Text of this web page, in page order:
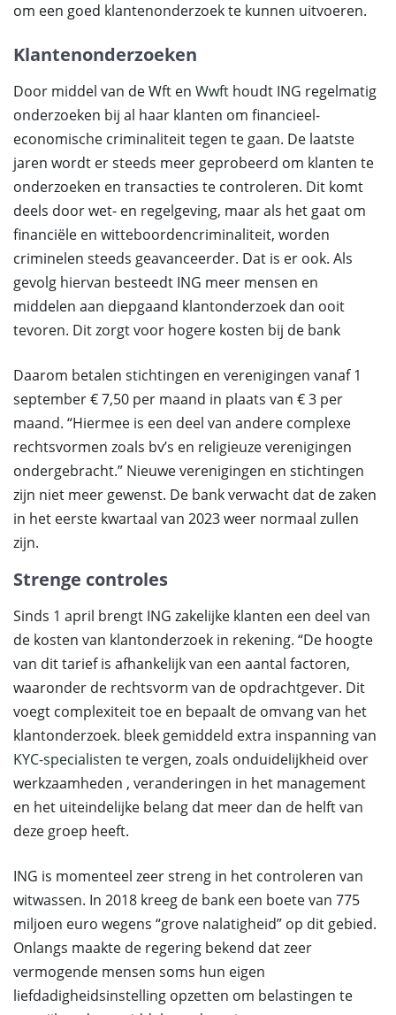
om een goed klantenonderzoek te kunnen uitvoeren.
Klantenonderzoeken
Door middel van de Wft en Wwft houdt ING regelmatig
onderzoeken bij al haar klanten om financieel-
economische criminaliteit tegen te gaan. De laatste
jaren wordt er steeds meer geprobeerd om klanten te
onderzoeken en transacties te controleren. Dit komt
deels door wet- en regelgeving, maar als het gaat om
financiële en witteboordencriminaliteit, worden
criminelen steeds geavanceerder. Dat is er ook. Als
gevolg hiervan besteedt ING meer mensen en
middelen aan diepgaand klantonderzoek dan ooit
tevoren. Dit zorgt voor hogere kosten bij de bank
Daarom betalen stichtingen en verenigingen vanaf 1
september € 7,50 per maand in plaats van € 3 per
maand. “Hiermee is een deel van andere complexe
rechtsvormen zoals bv’s en religieuze verenigingen
ondergebracht.” Nieuwe verenigingen en stichtingen
zijn niet meer gewenst. De bank verwacht dat de zaken
in het eerste kwartaal van 2023 weer normaal zullen
zijn.
Strenge controles
Sinds 1 april brengt ING zakelijke klanten een deel van
de kosten van klantonderzoek in rekening. “De hoogte
van dit tarief is afhankelijk van een aantal factoren,
waaronder de rechtsvorm van de opdrachtgever. Dit
voegt complexiteit toe en bepaalt de omvang van het
klantonderzoek. bleek gemiddeld extra inspanning van
KYC-specialisten te vergen, zoals onduidelijkheid over
werkzaamheden , veranderingen in het management
en het uiteindelijke belang dat meer dan de helft van
deze groep heeft.
ING is momenteel zeer streng in het controleren van
witwassen. In 2018 kreeg de bank een boete van 775
miljoen euro wegens “grove nalatigheid” op dit gebied.
Onlangs maakte de regering bekend dat zeer
vermogende mensen soms hun eigen
liefdadigheidsinstelling opzetten om belastingen te